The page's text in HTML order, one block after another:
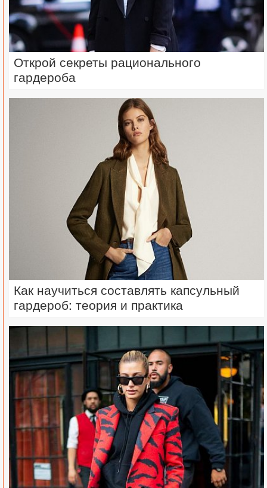
Открой секреты рационального
гардероба
Как научиться составлять капсульный
гардероб: теория и практика